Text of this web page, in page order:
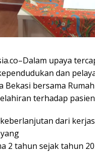
upaya
dan
Bekasi bersama
terhadap
dari
2 tahun sejak tahun